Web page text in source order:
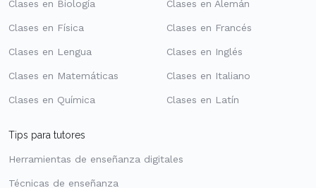
Clases en Biología
Clases en Física
Clases en Lengua
Clases en Matemáticas
Clases en Química
Clases en Alemán
Clases en Francés
Clases en Inglés
Clases en Italiano
Clases en Latín
Tips para tutores
Herramientas de enseñanza digitales
Técnicas de enseñanza